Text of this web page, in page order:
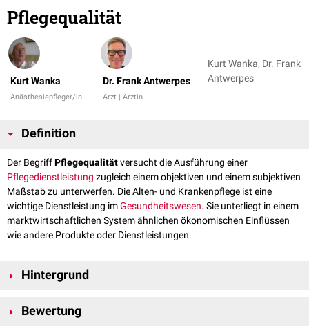
Pflegequalität
Kurt Wanka
Anästhesiepfleger/in
Dr. Frank Antwerpes
Arzt | Ärztin
Kurt Wanka, Dr. Frank
Antwerpes
Definition
Der BegriffPflegequalitätversucht die Ausführung einer
Pflegedienstleistung zugleich einem objektiven und einem subjektiven
Maßstab zu unterwerfen. Die Alten- und Krankenpflege ist eine
wichtige Dienstleistung imGesundheitswesen. Sie unterliegt in einem
marktwirtschaftlichen System ähnlichen ökonomischen Einflüssen
wie andere Produkte oder Dienstleistungen.
Hintergrund
Linie vomPatienten
Bewertung